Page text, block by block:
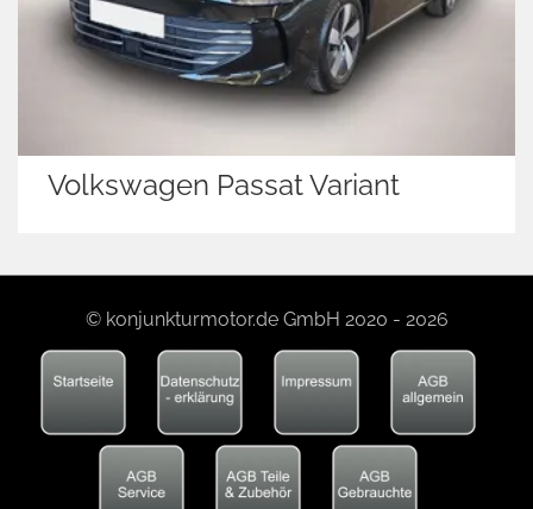
Volkswagen Passat Variant
© konjunkturmotor.de GmbH 2020 - 2026